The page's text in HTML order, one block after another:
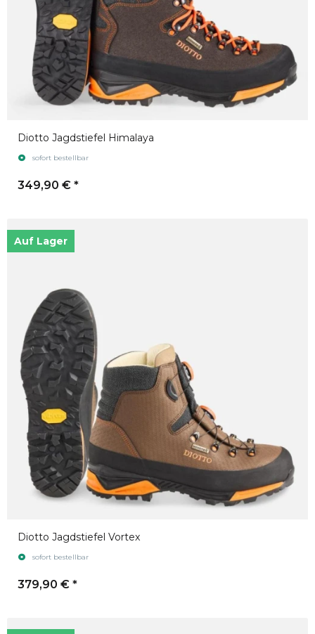
Diotto Jagdstiefel Himalaya
sofort bestellbar
349,90 € *
Auf Lager
Diotto Jagdstiefel Vortex
sofort bestellbar
379,90 € *